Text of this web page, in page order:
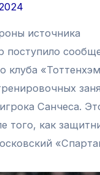
источника
поступило
клуба
Санчеса.
того, как